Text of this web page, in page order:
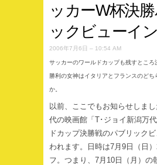
ッカーW杯決
ックビューイ
2006年7月6日 – 10:54 AM
サッカーのワールドカップも残すところ
勝利の女神はイタリアとフランスのどち
か。
以前、ここでもお知らせしま
代の映画館「T･ジョイ新潟万
ドカップ決勝戦のパブリック
われます。日時は7月9日（日
フ。つまり、7月10日（月）の